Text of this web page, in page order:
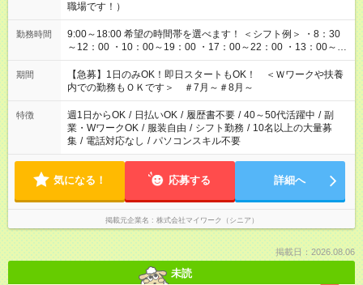
職場です！）
勤務時間
9:00～18:00 希望の時間帯を選べます！ ＜シフト例＞ ・8：30
～12：00 ・10：00～19：00 ・17：00～22：00 ・13：00～
22：00 ・22：00～翌6：00 など
期間
【急募】1日のみOK！即日スタートもOK！ ＜Ｗワークや扶養
内での勤務もＯＫです＞ ＃7月～＃8月～
特徴 週1日からOK / 日払いOK / 履歴書不要 / 40～50代活躍中 / 副
業・WワークOK / 服装自由 / シフト勤務 / 10名以上の大量募
集 / 電話対応なし / パソコンスキル不要
気になる！ 応募する 詳細へ
掲載元企業名 株式会社マイワーク（シニア）
掲載日：2026.08.06
未読